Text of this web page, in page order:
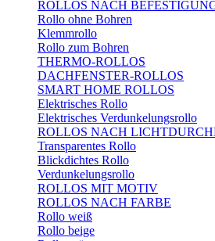
ROLLOS NACH
Rollo ohne Bohren
Klemmrollo
Rollo zum Bohren
THERMO-ROLLOS
DACHFENSTER-ROLLOS
SMART HOME ROLLOS
Elektrisches Rollo
Elektrisches Verdunkelungsrollo
ROLLOS NACH
Transparentes Rollo
Blickdichtes Rollo
Verdunkelungsrollo
ROLLOS MIT MOTIV
ROLLOS NACH FARBE
Rollo weiß
Rollo beige